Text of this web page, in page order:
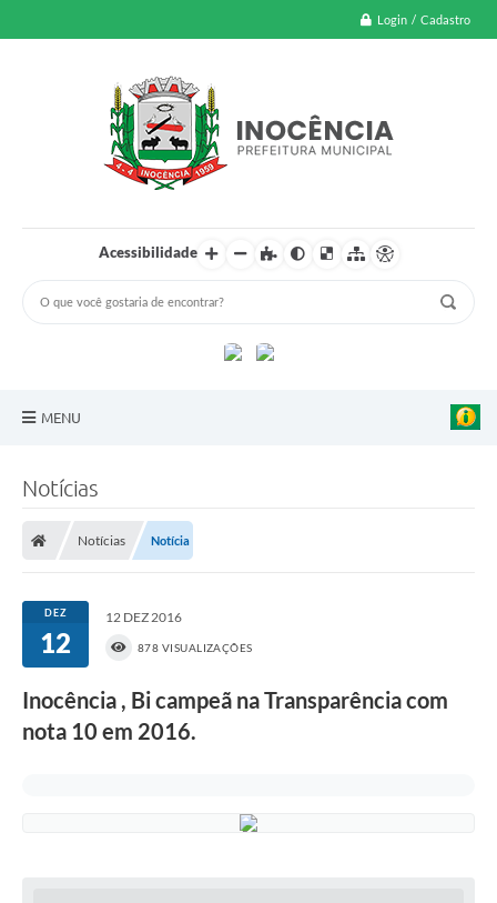
Login / Cadastro
Acessibilidade
MENU
Transparência Pública
Notícias
Legislação
Renuncia de Receita
Notícias
Notícias Notícia
DEZ
12
12 DEZ 2016
878 VISUALIZAÇÕES
Inocência , Bi campeã na Transparência com
nota 10 em 2016.